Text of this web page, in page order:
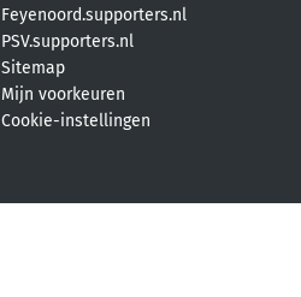
Feyenoord.supporters.nl
PSV.supporters.nl
Sitemap
Mijn voorkeuren
Cookie-instellingen